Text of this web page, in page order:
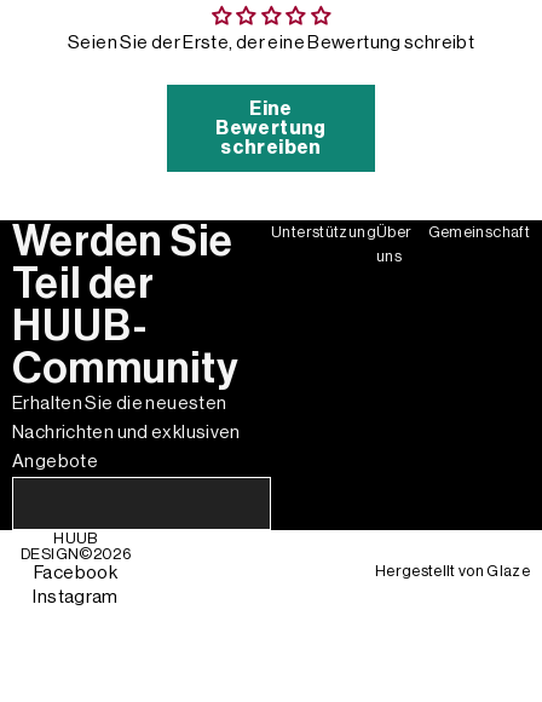
Seien Sie der Erste, der eine Bewertung schreibt
Eine
Bewertung
schreiben
Werden Sie
Teil der
HUUB-
Community
Erhalten Sie die neuesten
Nachrichten und exklusiven
Angebote
UnterstützungÜber
uns
Gemeinschaft
HUUB
DESIGN©2026
Facebook
Instagram
Hergestellt vonGlaze